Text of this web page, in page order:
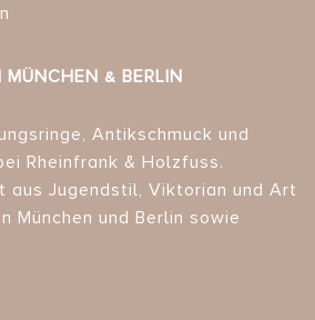
& BERLIN
Antikschmuck und
Rheinfrank & Holzfuss.
aus Jugendstil, Viktorian und Art
München und Berlin sowie